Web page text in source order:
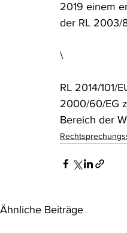
2019 einem
der RL 2003/
\
RL 2014/101/
2000/60/EG
Bereich der
Ähnliche Beiträge